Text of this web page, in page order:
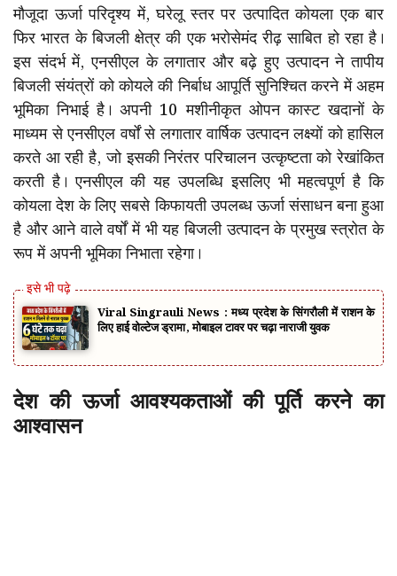
मौजूदा ऊर्जा परिदृश्य में, घरेलू स्तर पर उत्पादित कोयला एक बार
फिर भारत के बिजली क्षेत्र की एक भरोसेमंद रीढ़ साबित हो रहा है।
इस संदर्भ में, एनसीएल के लगातार और बढ़े हुए उत्पादन ने तापीय
बिजली संयंत्रों को कोयले की निर्बाध आपूर्ति सुनिश्चित करने में अहम
भूमिका निभाई है। अपनी 10 मशीनीकृत ओपन कास्ट खदानों के
माध्यम से एनसीएल वर्षों से लगातार वार्षिक उत्पादन लक्ष्यों को हासिल
करते आ रही है, जो इसकी निरंतर परिचालन उत्कृष्टता को रेखांकित
करती है। एनसीएल की यह उपलब्धि इसलिए भी महत्वपूर्ण है कि
कोयला देश के लिए सबसे किफायती उपलब्ध ऊर्जा संसाधन बना हुआ
है और आने वाले वर्षों में भी यह बिजली उत्पादन के प्रमुख स्त्रोत के
रूप में अपनी भूमिका निभाता रहेगा।
Viral Singrauli News : मध्य प्रदेश के सिंगरौली में राशन के
लिए हाई वोल्टेज ड्रामा, मोबाइल टावर पर चढ़ा नाराजी युवक
देश की ऊर्जा आवश्यकताओं की पूर्ति करने का
आश्वासन